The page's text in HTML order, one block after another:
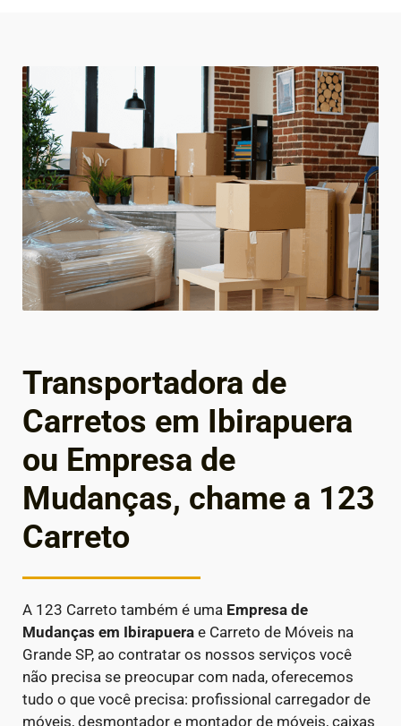
Transportadora de
Carretos em Ibirapuera
ou Empresa de
Mudanças, chame a 123
Carreto
A 123 Carreto também é uma Empresa de
Mudanças em Ibirapuera e Carreto de Móveis na
Grande SP, ao contratar os nossos serviços você
não precisa se preocupar com nada, oferecemos
tudo o que você precisa: profissional carregador de
móveis, desmontador e montador de móveis, caixas